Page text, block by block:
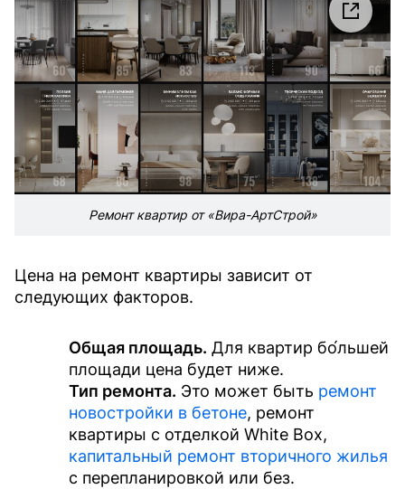
Ремонт квартир от «Вира-АртСтрой»
Цена на ремонт квартиры зависит от
следующих факторов.
Общая площадь. Для квартир бо́льшей
площади цена будет ниже.
Тип ремонта. Это может быть ремонт
новостройки в бетоне, ремонт
квартиры с отделкой White Box,
капитальный ремонт вторичного жилья
с перепланировкой или без.